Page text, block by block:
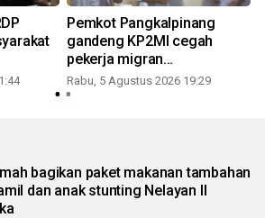
Pemkot Pangkalpinang
gandeng KP2MI cegah
pekerja migran
nonprosedural
Rabu, 5 Agustus 2026 19:29
bagikan paket makanan tambahan
dan anak stunting Nelayan II